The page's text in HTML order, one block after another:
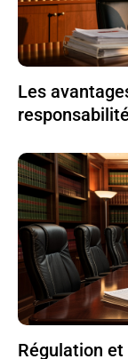
Les
Régulation